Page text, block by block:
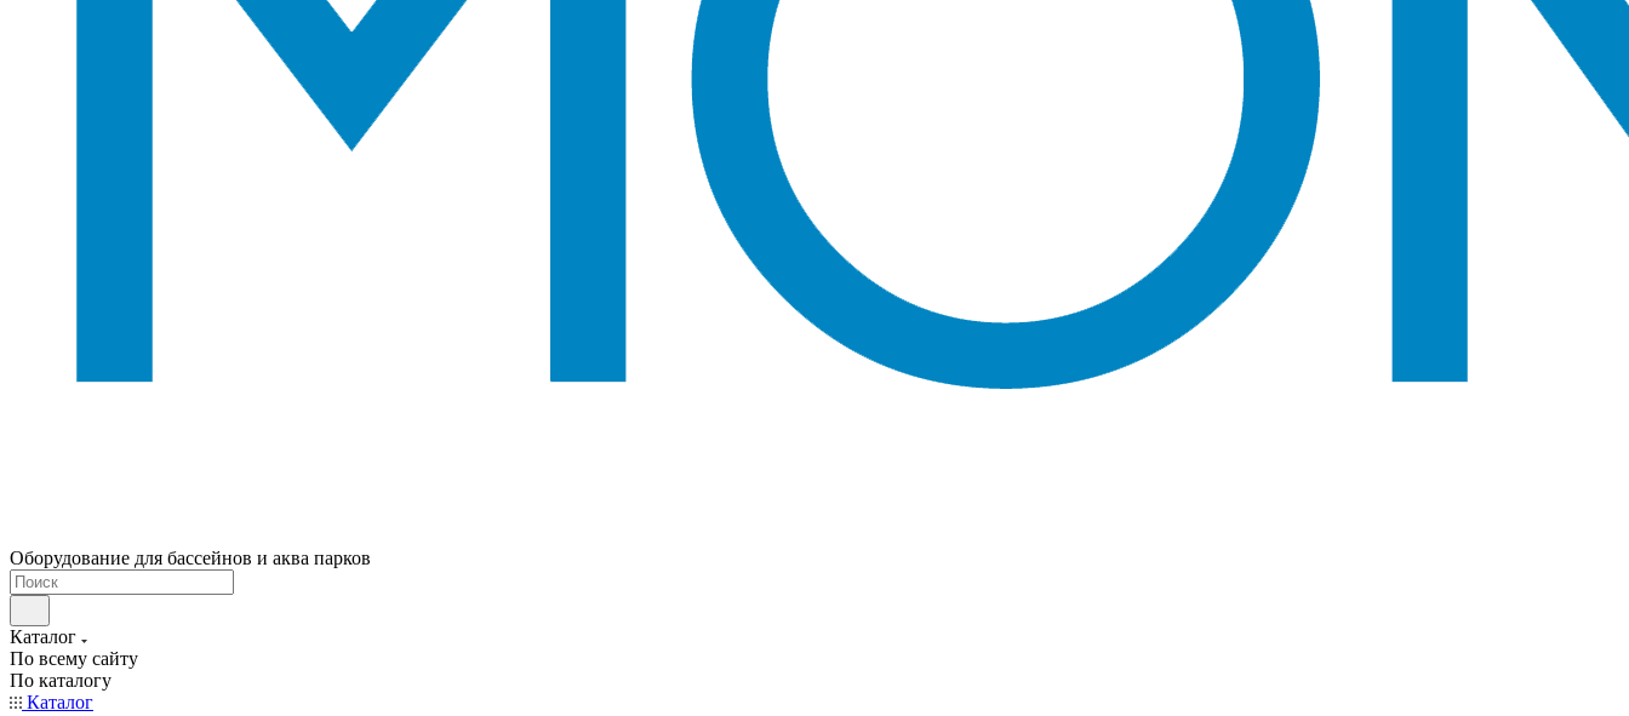
Оборудование для бассейнов и аква парков
Каталог
По всему сайту
По каталогу
Каталог